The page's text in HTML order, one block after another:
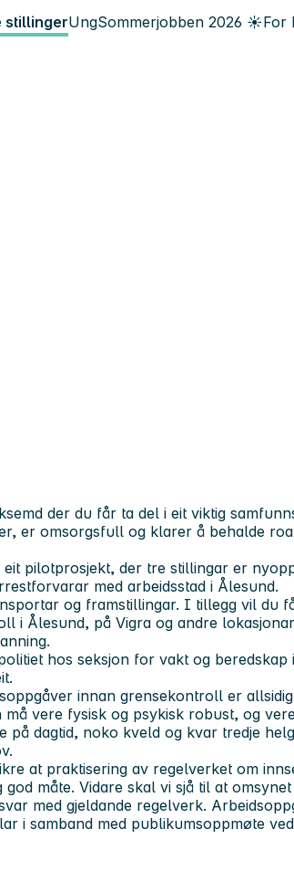
stillingerUngSommerjobben 2026 ☀️For
der du får ta del i eit viktig
er omsorgsfull og klarer å behalde
pilotprosjekt, der tre stillingar er
med arbeidsstad i Ålesund.
og framstillingar. I tillegg vil du
i Ålesund, på Vigra og andre
hos seksjon for vakt og beredskap
innan grensekontroll er
må vere fysisk og psykisk robust, og
dagtid, noko kveld og kvar tredje
at praktisering av regelverket om
måte. Vidare skal vi sjå til at
med gjeldande regelverk.
i samband med publikumsoppmøte ved